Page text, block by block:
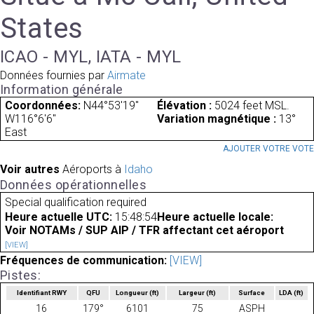
States
ICAO - MYL, IATA - MYL
Données fournies par Airmate
Information générale
Coordonnées: N44°53'19"
W116°6'6"
Élévation : 5024 feet MSL.
Variation magnétique : 13°
East
AJOUTER VOTRE VOTE
Voir autres Aéroports à Idaho
Données opérationnelles
Special qualification required
Heure actuelle UTC: 15:48:54Heure actuelle locale:
Voir NOTAMs / SUP AIP / TFR affectant cet aéroport
[VIEW]
Fréquences de communication: [VIEW]
Pistes:
Identifiant RWY QFU Longueur(ft) Largeur(ft) Surface LDA(ft)
16 179° 6101 75
ASPH